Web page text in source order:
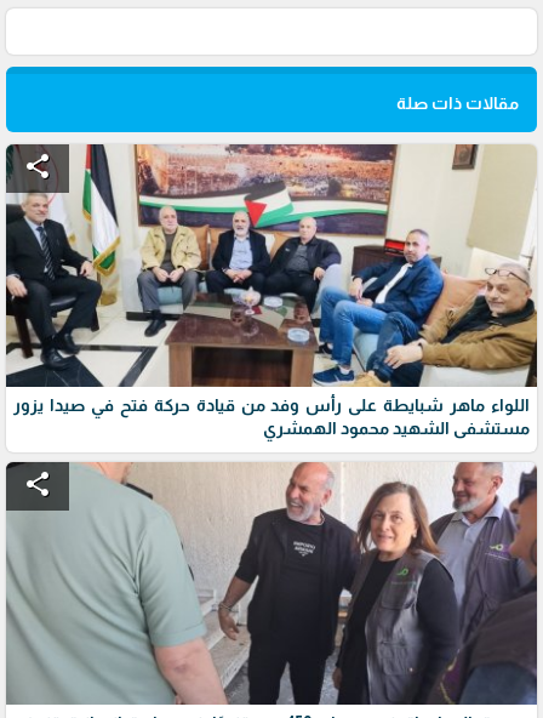
مقالات ذات صلة
share
اللواء ماهر شبايطة على رأس وفد من قيادة حركة فتح في صيدا يزور
مستشفى الشهيد محمود الهمشري
share